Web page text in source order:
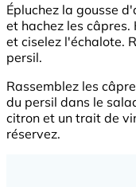
Épluchez la gousse
et hachez les câpres.
et ciselez l'échalote.
persil.
Rassemblez les
du persil dans le
citron et un trait de
réservez.